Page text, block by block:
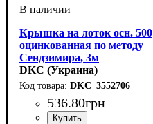
Крышка на лоток осн. 500
оцинкованная по методу
Сендзимира, 3м
DKC (Украина)
DKC_3552706
536.80грн